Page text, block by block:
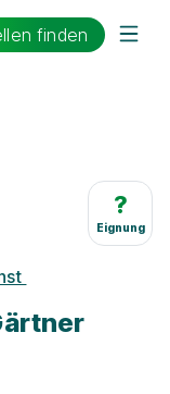
finden
?
Eignung